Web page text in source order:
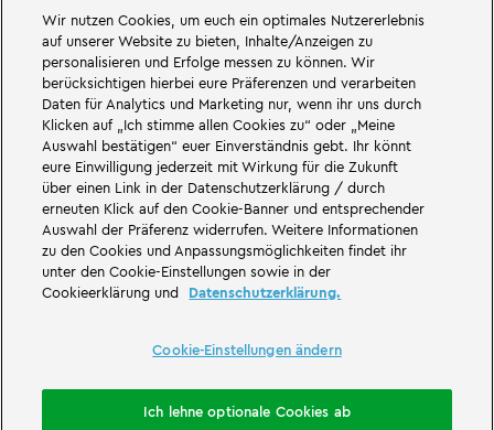
Großartiges erwartet euch in den Abenteuerwelten des Familien- und
Freizeitparks LEGOLAND Deutschland in Bayern. Erlebt spannende
Attraktionenund jede Menge LEGO® Spaß. LEGOLAND Deutschland Resort
ist einFreizeitparkfür Familien mit Kindern zwischen zwei und 12 Jahren.
Der LEGOLAND Park liegt bei Günzburg in Bayern. LEGOLAND Deutschland
ist einer der größten Freizeitparks in Bayern und einer der bekanntesten
und beliebtesten Freizeitparks in Deutschland. Der Themenpark bietet mit
68 Attraktionen und Achterbahnen ein einmaliges Erlebnis für Erwachsene
und Kinder. Neben dem Freizeitpark zählt auch ein Feriendorf mit
Pirateninsel Hotel, thematisierten Ferienhäusern, Ritterburgen, auf einem
LEGO, das LEGO Logo, die Konfigurationen des Steines und der Noppen,
Cookie-Einstellungen ändern
Wir nutzen Cookies, um euch ein optimales Nutzererlebnis
auf unserer Website zu bieten, Inhalte/Anzeigen zu
personalisieren und Erfolge messen zu können. Wir
berücksichtigen hierbei eure Präferenzen und verarbeiten
Daten für Analytics und Marketing nur, wenn ihr uns durch
Klicken auf „Ich stimme allen Cookies zu“ oder „Meine
Auswahl bestätigen“ euer Einverständnis gebt. Ihr könnt
eure Einwilligung jederzeit mit Wirkung für die Zukunft
über einen Link in der Datenschutzerklärung / durch
erneuten Klick auf den Cookie-Banner und entsprechender
Auswahl der Präferenz widerrufen. Weitere Informationen
zu den Cookies und Anpassungsmöglichkeiten findet ihr
unter den Cookie-Einstellungen sowie in der
Cookieerklärung und
Datenschutzerklärung.
Cookie-Einstellungen ändern
Ich lehne optionale Cookies ab